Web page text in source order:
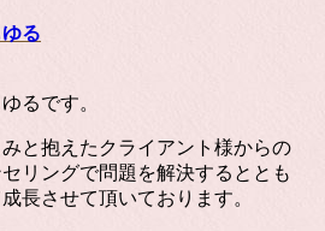
る
るです。
と抱えたクライアント様からの
リングで問題を解決するととも
長させて頂いております。